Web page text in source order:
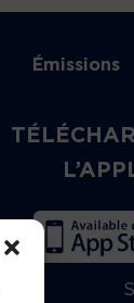
Émissions